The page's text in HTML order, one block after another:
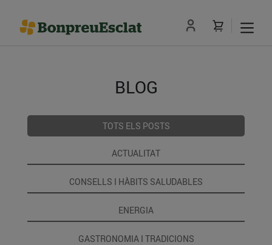
BLOG
TOTS ELS POSTS
ACTUALITAT
CONSELLS I HÀBITS SALUDABLES
ENERGIA
GASTRONOMIA I TRADICIONS